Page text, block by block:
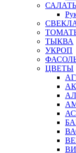
ТЫКВА
УКРОП
ЦВЕТЫ